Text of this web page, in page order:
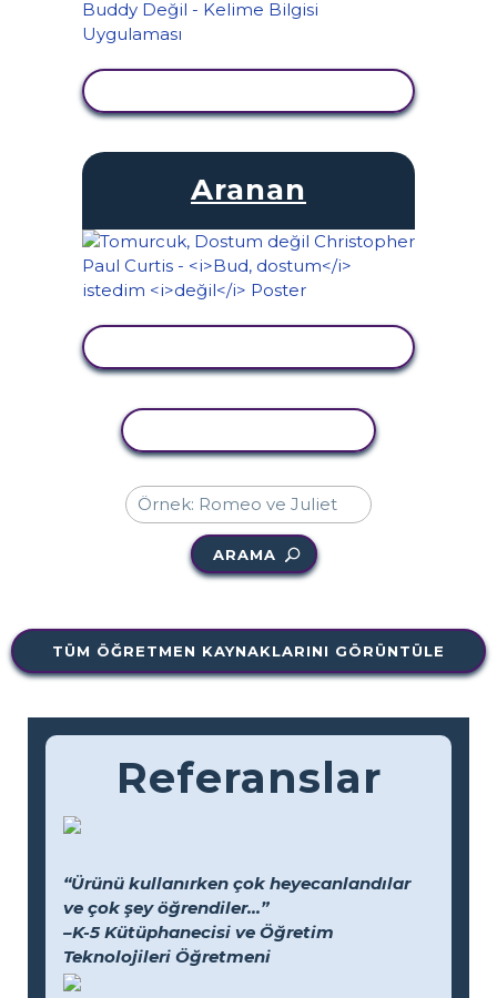
Aranan
ARAMA
TÜM ÖĞRETMEN KAYNAKLARINI GÖRÜNTÜLE
Referanslar
“Ürünü kullanırken çok heyecanlandılar
ve çok şey öğrendiler...”
–K-5 Kütüphanecisi ve Öğretim
Teknolojileri Öğretmeni